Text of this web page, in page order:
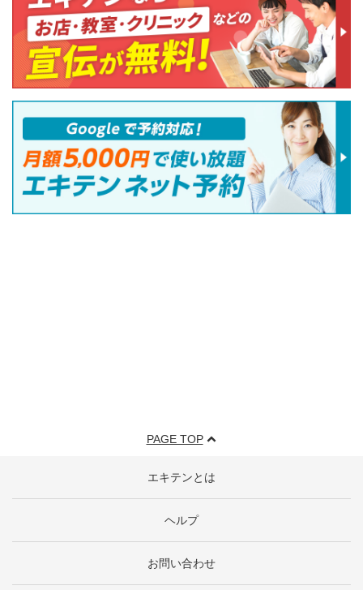
PAGE TOP
エキテンとは
ヘルプ
お問い合わせ